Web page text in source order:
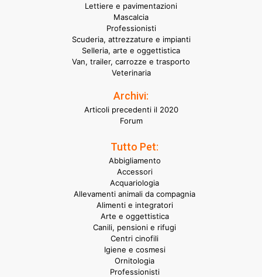
Lettiere e pavimentazioni
Mascalcia
Professionisti
Scuderia, attrezzature e impianti
Selleria, arte e oggettistica
Van, trailer, carrozze e trasporto
Veterinaria
Archivi:
Articoli precedenti il 2020
Forum
Tutto Pet:
Abbigliamento
Accessori
Acquariologia
Allevamenti animali da compagnia
Alimenti e integratori
Arte e oggettistica
Canili, pensioni e rifugi
Centri cinofili
Igiene e cosmesi
Ornitologia
Professionisti